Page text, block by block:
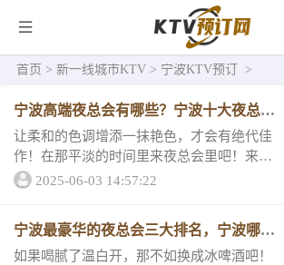
首页 > 新一线城市KTV > 宁波KTV预订 >
宁波高端夜总会有哪些？宁波十大夜总会
最强排名
让柔和的色调增添一抹艳色，才会有绝代佳
作！在那平淡的时间里来夜总会里吧！来这
里寻找属于自己的那一抹艳丽！那么，来看
地汇夜总...
2025-06-03 14:57:22
宁波最豪华的夜总会三大排名，宁波哪家
夜总会档次高
如果喝腻了温白开，那不如换成冰啤酒吧！